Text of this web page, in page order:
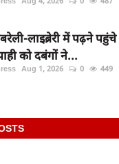
लाइब्रेरी में पढ़ने पहुंचे
को दबंगों ने...
Aug 1, 2026 0 449